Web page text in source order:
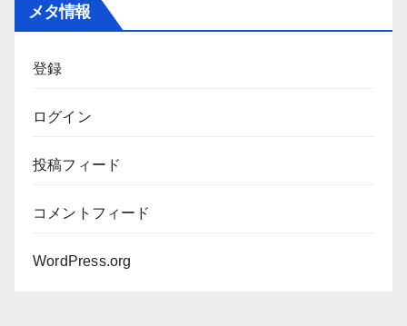
メタ情報
登録
ログイン
投稿フィード
コメントフィード
WordPress.org